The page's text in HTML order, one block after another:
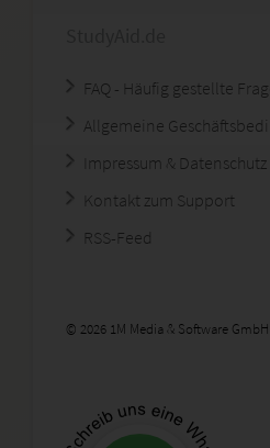
FAQ - Häufig gestellte
Allgemeine
Impressum & Datenschutz
Kontakt zum Support
RSS-Feed
© 2026 1M Media & Software